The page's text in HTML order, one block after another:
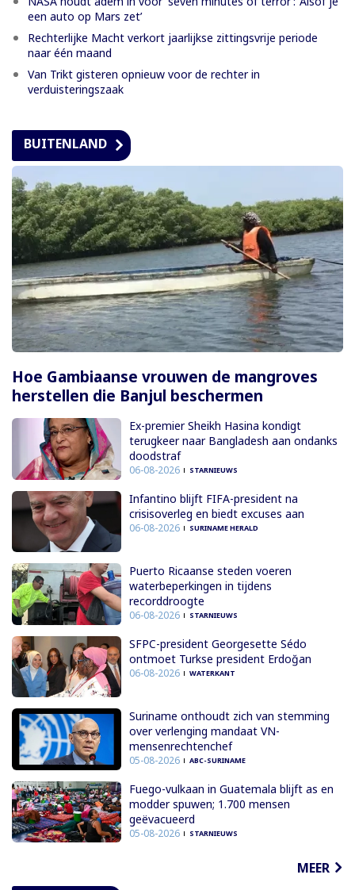
een auto op Mars zet’
Rechterlijke Macht verkort jaarlijkse zittingsvrije periode
naar één maand
Van Trikt gisteren opnieuw voor de rechter in
verduisteringszaak
BUITENLAND
Hoe Gambiaanse vrouwen de mangroves
herstellen die Banjul beschermen
Ex-premier Sheikh Hasina kondigt
terugkeer naar Bangladesh aan ondanks
doodstraf
06-08-2026 STARNIEUWS
Infantino blijft FIFA-president na
crisisoverleg en biedt excuses aan
06-08-2026 SURINAME HERALD
Puerto Ricaanse steden voeren
waterbeperkingen in tijdens
recorddroogte
06-08-2026 STARNIEUWS
SFPC-president Georgesette Sédo
ontmoet Turkse president Erdoğan
06-08-2026 WATERKANT
Suriname onthoudt zich van stemming
over verlenging mandaat VN-
mensenrechtenchef
05-08-2026 ABC-SURINAME
Fuego-vulkaan in Guatemala blijft as en
modder spuwen; 1.700 mensen
geëvacueerd
05-08-2026 STARNIEUWS
MEER